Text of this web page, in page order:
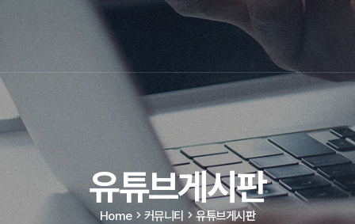
유튜브게시판
Home 커뮤니티 유튜브게시판